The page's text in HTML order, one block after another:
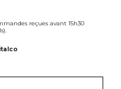
reçues avant 15h30
).